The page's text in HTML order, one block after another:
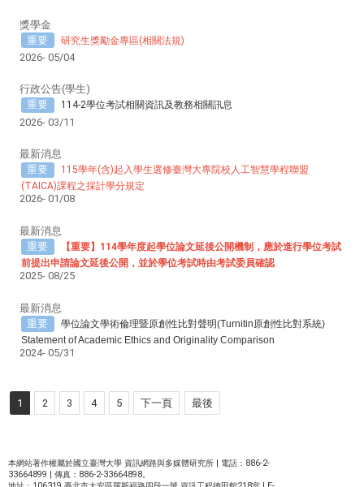
獎學金
重要
研究生獎勵金專區(相關法規)
2026- 05/04
行政公告(學生)
重要
114-2學位考試相關資訊及教務相關訊息
2026- 03/11
最新消息
重要
115學年(含)起入學生選修臺灣大專院校人工智慧學程聯盟
(TAICA)課程之採計學分規定
2026- 01/08
最新消息
重要
【重要】114學年度起學位論文延後公開機制，應於進行學位考試
前提出申請論文延後公開，並於學位考試時由考試委員確認
2025- 08/25
最新消息
重要
學位論文學術倫理暨原創性比對聲明(Turnitin原創性比對系統)
Statement of Academic Ethics and Originality Comparison
2024- 05/31
1 2 3 4 5 下一頁 最後
本網站著作權屬於國立臺灣大學 資訊網路與多媒體研究所 | 電話：886-2-
33664899 | 傳真：886-2-33664898。